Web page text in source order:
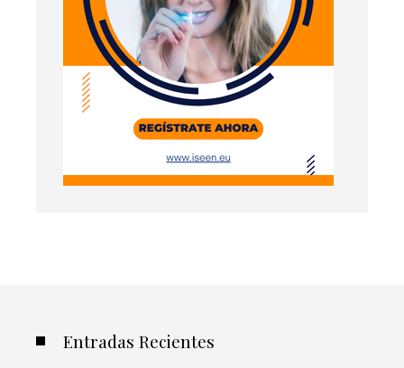
Entradas Recientes